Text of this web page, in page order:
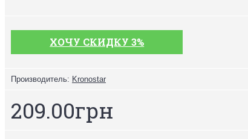
ХОЧУ СКИДКУ 3%
Производитель: Kronostar
209.00грн